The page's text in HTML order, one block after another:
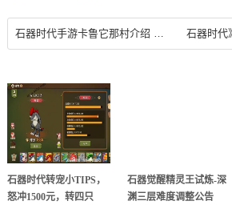
石器时代转宠小TIPS，
怒冲1500元，转四只
石器觉醒精灵王试炼-深
渊三层难度调整公告